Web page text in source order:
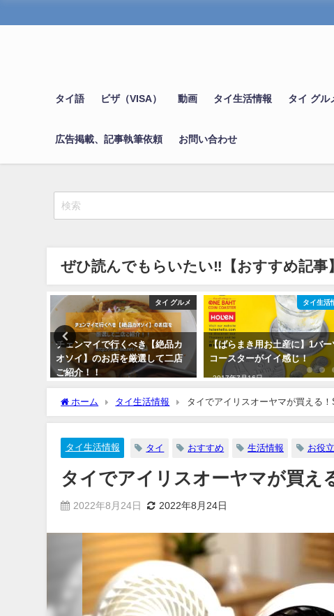
タイ語 ビザ（VISA） 動画 タイ生活情報 タイ グル
広告掲載、記事執筆依頼 お問い合わせ
ぜひ読んでもらいたい‼【おすすめ記事
タイ グルメ
チェンマイで行くべき【絶品カ
オソイ】のお店を厳選して二店
ご紹介！！
タイ生活
【ばらまき用お土産に】1バー
コースターがイイ感じ！
2017年7月16日
ホーム タイ生活情報 タイでアイリスオーヤマが買える
タイ生活情報 タイ おすすめ 生活情報 お役
タイでアイリスオーヤマが買え
2022年8月24日 2022年8月24日